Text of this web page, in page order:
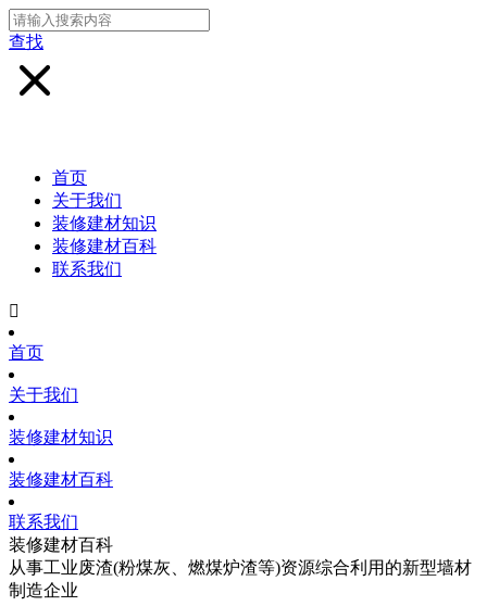
查找
首页
关于我们
装修建材知识
装修建材百科
联系我们

首页
关于我们
装修建材知识
装修建材百科
联系我们
装修建材百科
从事工业废渣(粉煤灰、燃煤炉渣等)资源综合利用的新型墙材
制造企业